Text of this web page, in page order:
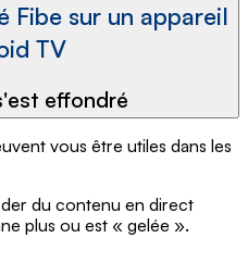
Fibe sur un appareil
TV
effondré
vous être utiles dans les
du contenu en direct
plus ou est « gelée ».